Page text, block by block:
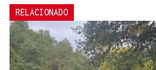
RELACIONADO